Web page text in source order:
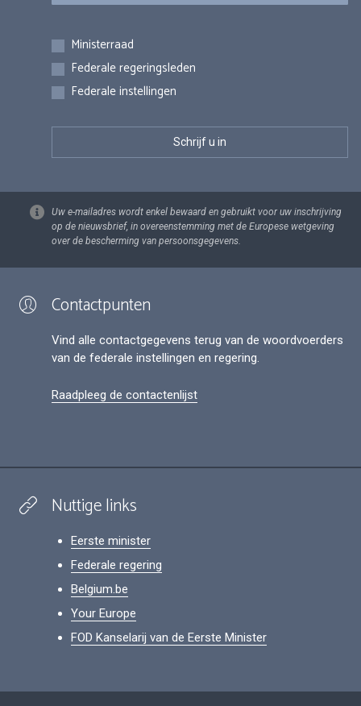
Inschrijvingen
Ministerraad
Federale regeringsleden
Federale instellingen
Uw e-mailadres wordt enkel bewaard en gebruikt voor uw inschrijving
op de nieuwsbrief, in overeenstemming met de Europese wetgeving
over de bescherming van persoonsgegevens.
Contactpunten
Vind alle contactgegevens terug van de woordvoerders
van de federale instellingen en regering.
Raadpleeg de contactenlijst
Nuttige links
Eerste minister
Federale regering
Belgium.be
Your Europe
FOD Kanselarij van de Eerste Minister